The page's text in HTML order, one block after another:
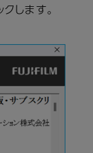
します。